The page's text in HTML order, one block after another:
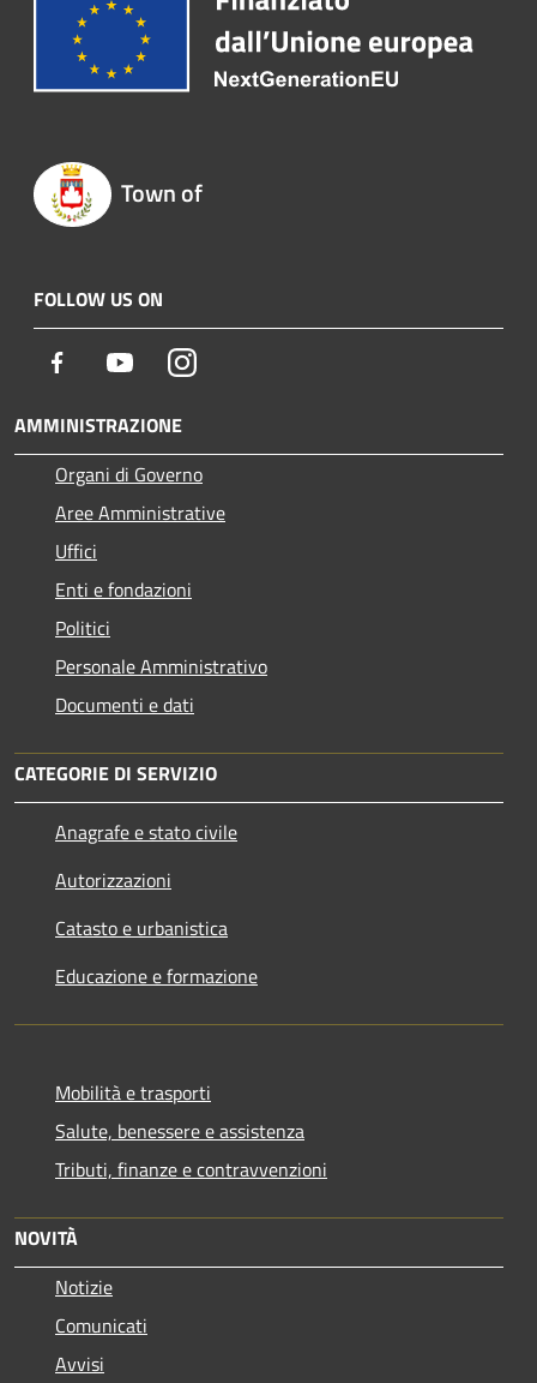
Town of
FOLLOW US ON
Facebook YoutubeInstagram
AMMINISTRAZIONE
Organi di Governo
Aree Amministrative
Uffici
Enti e fondazioni
Politici
Personale Amministrativo
Documenti e dati
CATEGORIE DI SERVIZIO
Anagrafe e stato civile
Autorizzazioni
Catasto e urbanistica
Educazione e formazione
Mobilità e trasporti
Salute, benessere e assistenza
Tributi, finanze e contravvenzioni
NOVITÀ
Notizie
Comunicati
Avvisi